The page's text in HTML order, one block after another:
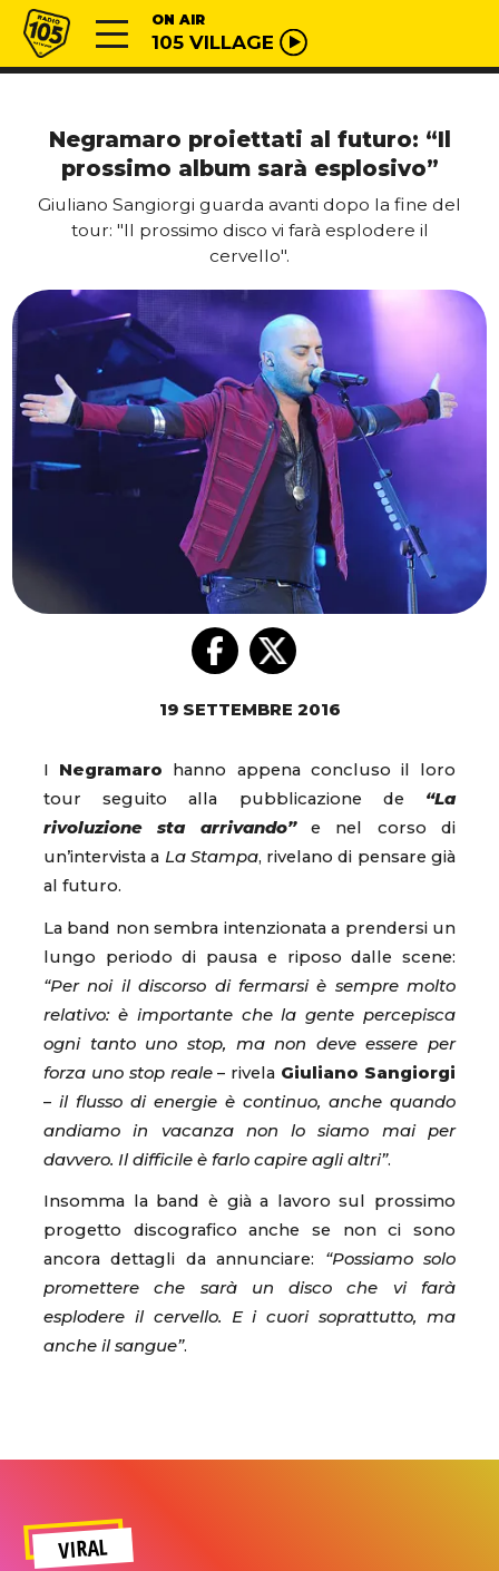
Vai al contenuto
Radio 105 ON AIR
105 VILLAGE
Negramaro proiettati al futuro: “Il
prossimo album sarà esplosivo”
Giuliano Sangiorgi guarda avanti dopo la fine del
tour: "Il prossimo disco vi farà esplodere il
cervello".
19 SETTEMBRE 2016
I Negramaro hanno appena concluso il loro
tour seguito alla pubblicazione de “La
rivoluzione sta arrivando”e nel corso di
un’intervista a La Stampa, rivelano di pensare già
al futuro.
La band non sembra intenzionata a prendersi un
lungo periodo di pausa e riposo dalle scene:
“Per noi il discorso di fermarsi è sempre molto
relativo: è importante che la gente percepisca
ogni tanto uno stop, ma non deve essere per
forza uno stop reale– rivela Giuliano Sangiorgi
– il flusso di energie è continuo, anche quando
andiamo in vacanza non lo siamo mai per
davvero. Il difficile è farlo capire agli altri”.
Insomma la band è già a lavoro sul prossimo
progetto discografico anche se non ci sono
ancora dettagli da annunciare: “Possiamo solo
promettere che sarà un disco che vi farà
esplodere il cervello. E i cuori soprattutto, ma
anche il sangue”.
VIRAL